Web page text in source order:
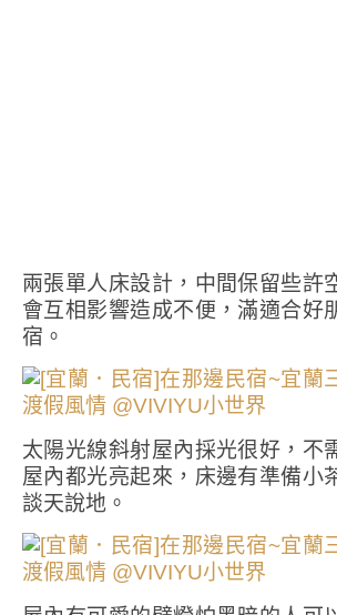
兩張單人床設計，中間保留些許
會互相影響造成不便，滿適合好
宿。
太陽光線斜射屋內採光很好，不
屋內都光亮起來，床邊有準備小
談天說地。